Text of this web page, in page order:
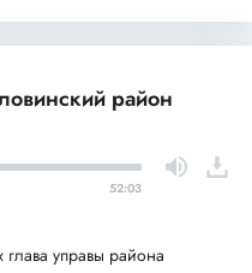
район
52:03
глава управы района